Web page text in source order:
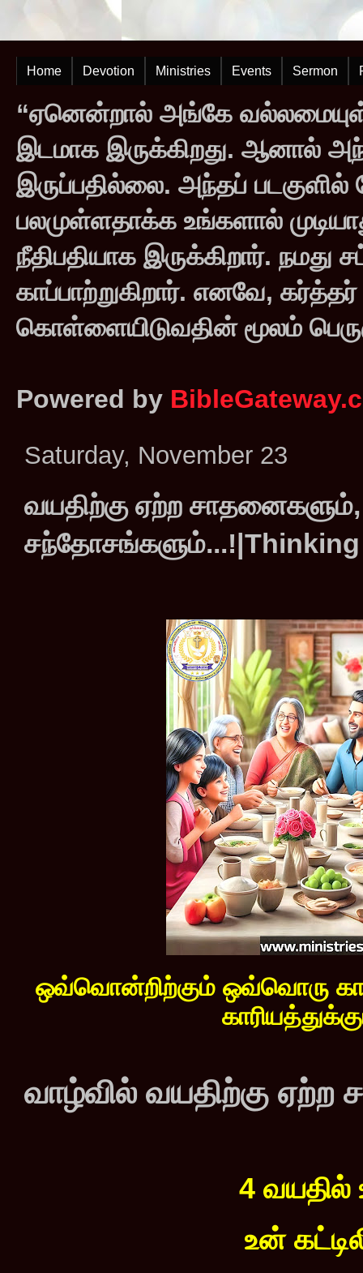
Home Devotion Ministries Events Sermon
“ஏனென்றால் அங்கே
இடமாக இருக்கிறது. ஆனால்
இருப்பதில்லை. அந்தப்
பலமுள்ளதாக்க உங்களால்
நீதிபதியாக இருக்கிறார்.
காப்பாற்றுகிறார். எனவே,
கொள்ளையிடுவதின் மூலம்
Powered by
Saturday, November 23
வயதிற்கு ஏற்ற
சந்தோசங்களும்...!|Thinking
ஒவ்வொன்றிற்கும் ஒவ்வொரு
வாழ்வில் வயதிற்கு
4
உன்